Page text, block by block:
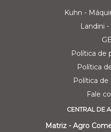
Kuhn -
Landini
Política de
Política
Política de
Fale
CENTRAL DE
Matriz - Agro